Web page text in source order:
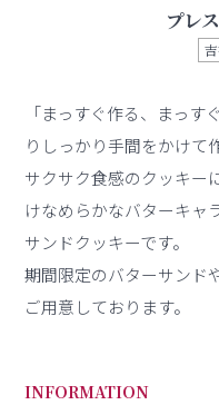
プレ
「まっすぐ作る、まっ
りしっかり手間をかけて
サクサク食感のクッキー
けなめらかなバターキャ
サンドクッキーです。
期間限定のバターサンド
ご用意しております。
INFORMATION